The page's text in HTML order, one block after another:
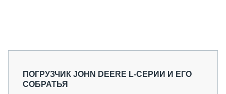
ПОГРУЗЧИК JOHN DEERE L-СЕРИИ И ЕГО
СОБРАТЬЯ